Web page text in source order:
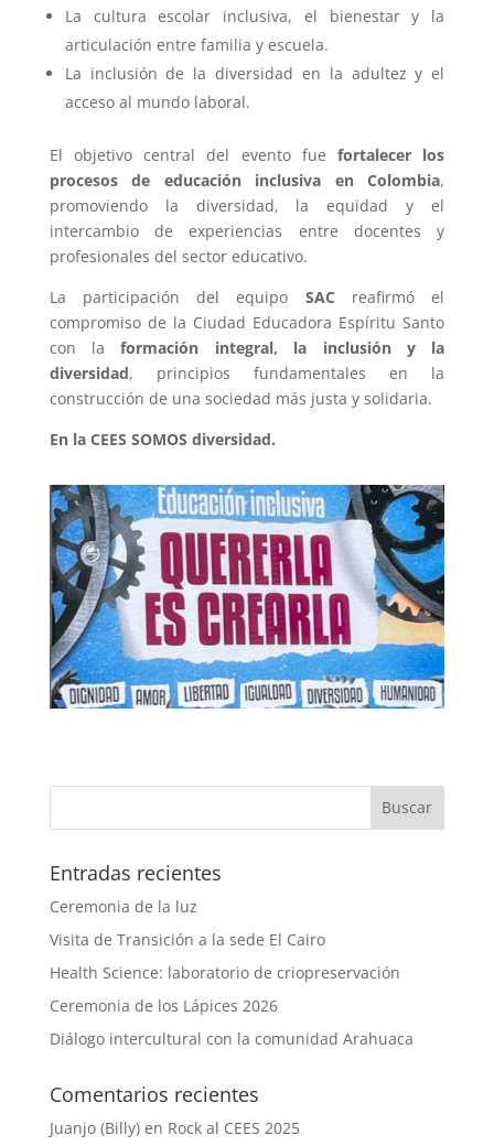
La cultura escolar inclusiva, el bienestar y la
articulación entre familia y escuela.
La inclusión de la diversidad en la adultez y el
acceso al mundo laboral.
El objetivo central del evento fue fortalecer los
procesos de educación inclusiva en Colombia,
promoviendo la diversidad, la equidad y el
intercambio de experiencias entre docentes y
profesionales del sector educativo.
La participación del equipo SAC reafirmó el
compromiso de la Ciudad Educadora Espíritu Santo
con laformación integral, la inclusión y la
diversidad, principios fundamentales en la
construcción de una sociedad más justa y solidaria.
En la CEES SOMOS diversidad.
Entradas recientes
Ceremonia de la luz
Visita de Transición a la sede El Cairo
Health Science: laboratorio de criopreservación
Ceremonia de los Lápices 2026
Diálogo intercultural con la comunidad Arahuaca
Comentarios recientes
Juanjo (Billy)en Rock al CEES 2025